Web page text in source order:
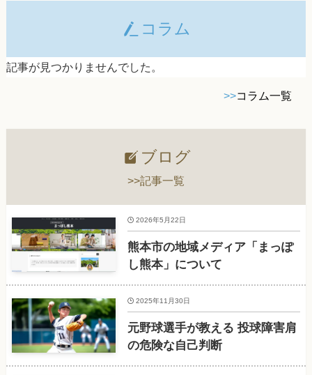
コラム
記事が見つかりませんでした。
>>コラム一覧
ブログ
>>記事一覧
熊本市の地域メディア「まっぽ
し熊本」について
2026年5月22日
元野球選手が教える 投球障害肩
の危険な自己判断
2025年11月30日